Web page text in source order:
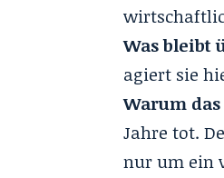
Was bleibt
agiert sie
Warum
Jahre tot.
nur um ein